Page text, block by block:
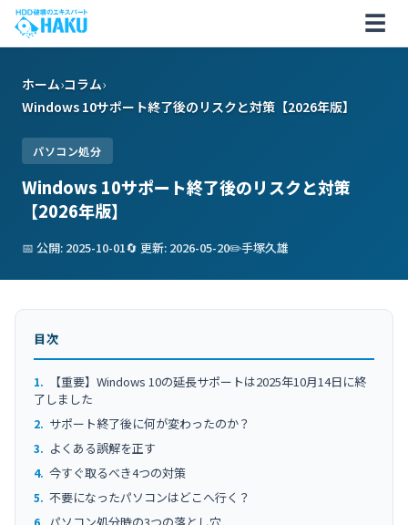
☰
ホーム›コラム›
Windows 10サポート終了後のリスクと対策【2026年版】
パソコン処分
Windows 10サポート終了後のリスクと対策
【2026年版】
📅 公開: 2025-10-01🔄 更新: 2026-05-20✏️手塚久雄
目次
【重要】Windows 10の延長サポートは2025年10月14日に終
了しました
サポート終了後に何が変わったのか？
よくある誤解を正す
今すぐ取るべき4つの対策
不要になったパソコンはどこへ行く？